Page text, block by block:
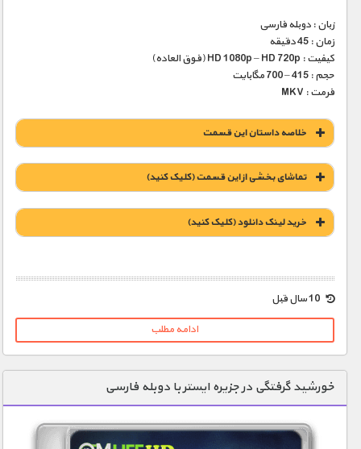
زبان : دوبله فارسی
زمان : 45 دقیقه
کیفیت : HD 1080p – HD 720p (فوق العاده)
حجم : 415 – 700 مگابایت
فرمت : MKV
خلاصه داستان این قسمت
تماشای بخشی از این قسمت (کلیک کنید)
خريد لينک دانلود (کليک کنيد)
1900 تومان – خريد لينک دانلود (افزودن به سبد خريد)
ادامه مطلب
خورشید گرفتگی در جزیره ایستر با دوبله فارسی